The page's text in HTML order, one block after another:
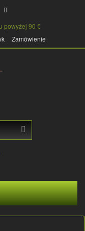
powyżej 90 €
Zamówienie